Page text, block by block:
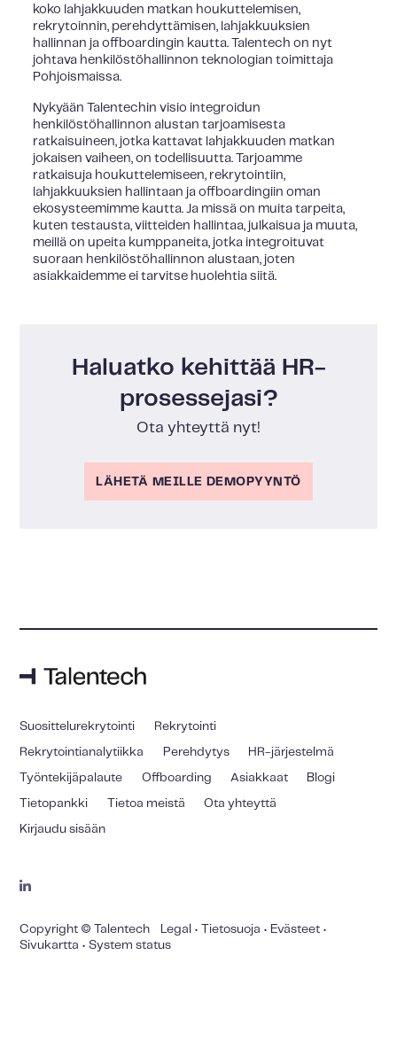
koko lahjakkuuden matkan houkuttelemisen,
rekrytoinnin, perehdyttämisen, lahjakkuuksien
hallinnan ja offboardingin kautta. Talentech on nyt
johtava henkilöstöhallinnon teknologian toimittaja
Pohjoismaissa.
Nykyään Talentechin visio integroidun
henkilöstöhallinnon alustan tarjoamisesta
ratkaisuineen, jotka kattavat lahjakkuuden matkan
jokaisen vaiheen, on todellisuutta. Tarjoamme
ratkaisuja houkuttelemiseen, rekrytointiin,
lahjakkuuksien hallintaan ja offboardingiin oman
ekosysteemimme kautta. Ja missä on muita tarpeita,
kuten testausta, viitteiden hallintaa, julkaisua ja muuta,
meillä on upeita kumppaneita, jotka integroituvat
suoraan henkilöstöhallinnon alustaan, joten
asiakkaidemme ei tarvitse huolehtia siitä.
Haluatko kehittää HR-
prosessejasi?
Ota yhteyttä nyt!
LÄHETÄ MEILLE DEMOPYYNTÖ
Suosittelurekrytointi Rekrytointi
Rekrytointianalytiikka Perehdytys HR-järjestelmä
Työntekijäpalaute Offboarding Asiakkaat Blogi
Tietopankki Tietoa meistä Ota yhteyttä
Kirjaudu sisään
Copyright © Talentech Legal •Tietosuoja • Evästeet •
Sivukartta •System status